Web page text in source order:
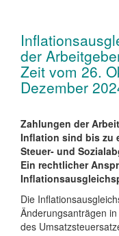
der
Zeit vom 26.
Dezember
Zahlungen der
Inflation sind bis zu
Steuer- und
Ein rechtlicher
Die
Änderungsanträgen
des